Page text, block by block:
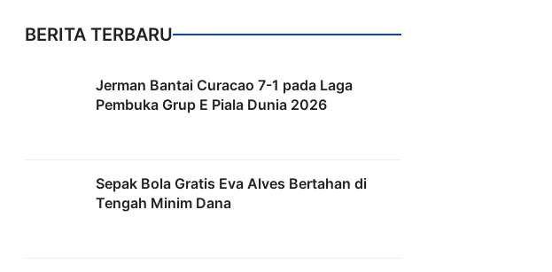
BERITA TERBARU
Jerman Bantai Curacao 7-1 pada Laga
Pembuka Grup E Piala Dunia 2026
Sepak Bola Gratis Eva Alves Bertahan di
Tengah Minim Dana